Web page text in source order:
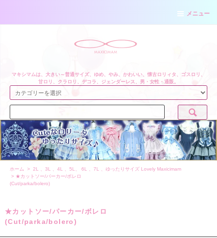
メニュー
マキシマムは、大きい～普通サイズ、ゆめ、やみ、かわいい、懐古ロリィタ、ゴスロリ、
甘ロリ、クラロリ、デコラ、ジェンダーレス、男・女性・通販。
ホーム > 2L 、3L 、4L 、5L、 6L 、7L 、ゆったりサイズ Lovely Maxicimam
> ★カットソー/パーカー/ボレロ
(Cut/parka/bolero)
★カットソー/パーカー/ボレロ
(Cut/parka/bolero)